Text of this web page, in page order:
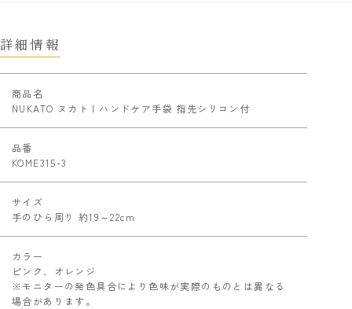
詳細情報
商品名
NUKATO ヌカト | ハンドケア手袋 指先シリコン付
品番
KOME315-3
サイズ
手のひら周り 約19～22cm
カラー
ピンク、オレンジ
※モニターの発色具合により色味が実際のものとは異なる
場合があります。